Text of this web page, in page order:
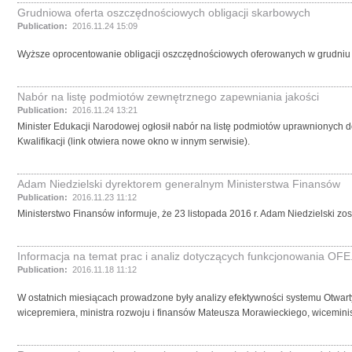
Grudniowa oferta oszczędnościowych obligacji skarbowych
Publication: 2016.11.24 15:09
Wyższe oprocentowanie obligacji oszczędnościowych oferowanych w grudniu
Nabór na listę podmiotów zewnętrznego zapewniania jakości
Publication: 2016.11.24 13:21
Minister Edukacji Narodowej ogłosił nabór na listę podmiotów
Kwalifikacji (link otwiera nowe okno w innym serwisie).
Adam Niedzielski dyrektorem generalnym Ministerstwa Finansów
Publication: 2016.11.23 11:12
Ministerstwo Finansów informuje, że 23 listopada 2016 r. Adam Niedzielski
Informacja na temat prac i analiz dotyczących funkcjonowania
Publication: 2016.11.18 11:12
W ostatnich miesiącach prowadzone były analizy efektywności systemu
wicepremiera, ministra rozwoju i finansów Mateusza Morawieckiego,